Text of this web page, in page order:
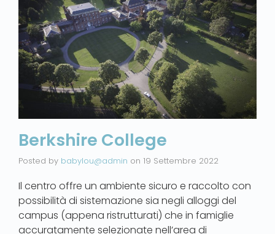
Berkshire College
Posted by babylou@admin on 19 Settembre 2022
Il centro offre un ambiente sicuro e raccolto con
possibilità di sistemazione sia negli alloggi del
campus (appena ristrutturati) che in famiglie
accuratamente selezionate nell’area di